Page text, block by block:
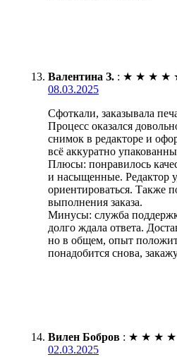
Валентина З. : ★ ★ ★ ★
08.03.2025
Сфоткали, заказывала
Процесс оказался
снимок в редакторе и
всё аккуратно
Плюсы: понравилось
и насыщенные. Редактор
ориентироваться. Также
выполнения заказа.
Минусы: служба
долго ждала ответа.
но в общем, опыт
понадобится снова,
Вилен Бобров : ★ ★ ★ ★
02.03.2025